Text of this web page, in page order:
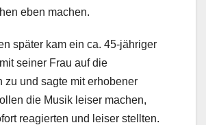
eben machen.
später kam ein ca. 45-jähriger
seiner Frau auf die
zu und sagte mit erhobener
die Musik leiser machen,
reagierten und leiser stellten.